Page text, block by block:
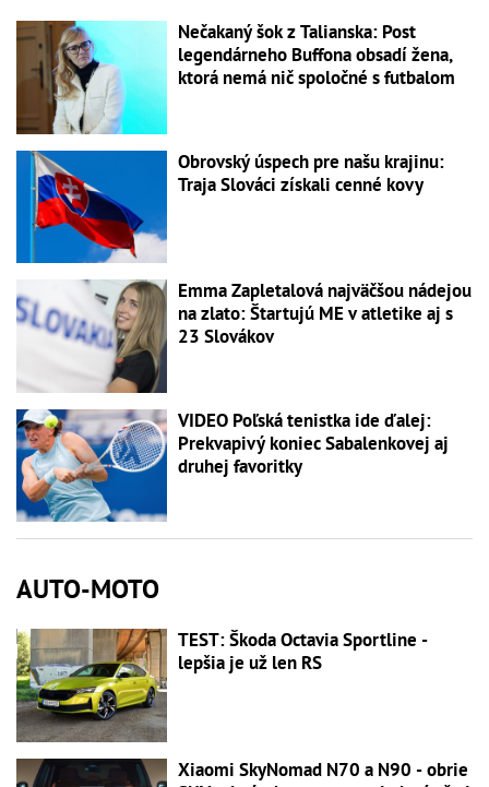
Nečakaný šok z Talianska: Post
legendárneho Buffona obsadí žena,
ktorá nemá nič spoločné s futbalom
Obrovský úspech pre našu krajinu:
Traja Slováci získali cenné kovy
Emma Zapletalová najväčšou nádejou
na zlato: Štartujú ME v atletike aj s
23 Slovákov
VIDEO Poľská tenistka ide ďalej:
Prekvapivý koniec Sabalenkovej aj
druhej favoritky
AUTO-MOTO
TEST: Škoda Octavia Sportline -
lepšia je už len RS
Xiaomi SkyNomad N70 a N90 - obrie